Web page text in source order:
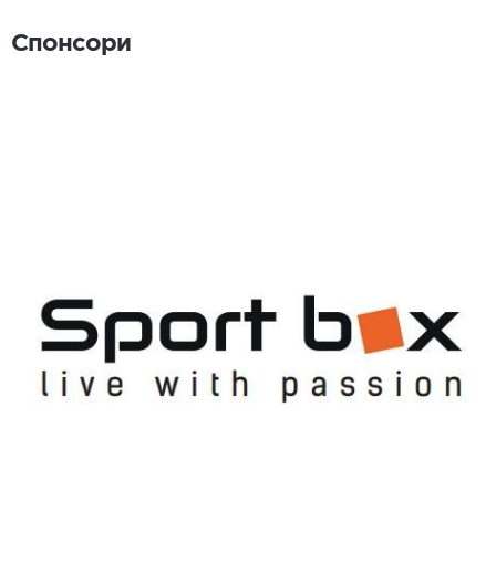
Спонсори